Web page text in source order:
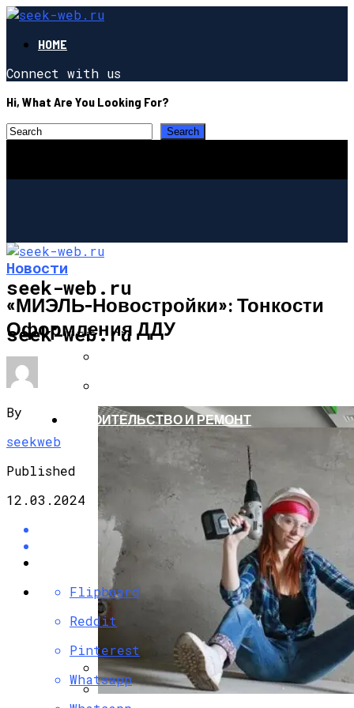
HOME
Connect with us
Hi, What Are You Looking For?
seek-web.ru
seek-web.ru
НОВОСТИ
Вакантность Коммерческих
СТРОИТЕЛЬСТВО И РЕМОНТ
Новости
«МИЭЛЬ-Новостройки»: Тонкости
Оформления ДДУ
By
seekweb
Published
12.03.2024
Flipboard
Reddit
Pinterest
Whatsapp